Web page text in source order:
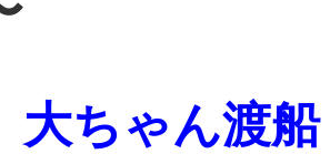
ちゃん渡船